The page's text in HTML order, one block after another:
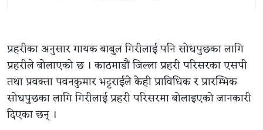
प्रहरीका अनुसार गायक बाबुल गिरीलाई पनि सोधपुछका लागि
प्रहरीले बोलाएको छ । काठमाडौं जिल्ला प्रहरी परिसरका एसपी
तथा प्रवक्ता पवनकुमार भट्टराईले केही प्राविधिक र प्रारम्भिक
सोधपुछका लागि गिरीलाई प्रहरी परिसरमा बोलाइएको जानकारी
दिएका छन् ।